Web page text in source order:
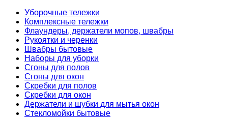
Уборочные тележки
Комплексные тележки
Флаундеры, держатели мопов, швабры
Рукоятки и черенки
Швабры бытовые
Наборы для уборки
Сгоны для полов
Сгоны для окон
Скребки для полов
Скребки для окон
Держатели и шубки для мытья окон
Стекломойки бытовые